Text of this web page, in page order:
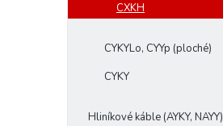
CXKH
CYKYLo, CYYp (ploché)
CYKY
Hliníkové káble (AYKY, NAYY)